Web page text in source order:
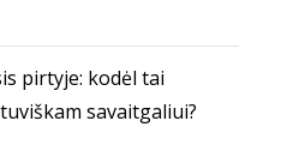
pirtyje: kodėl tai
savaitgaliui?